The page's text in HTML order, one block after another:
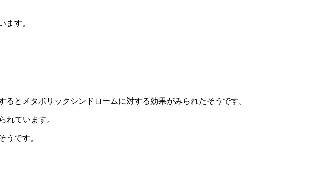
ます。
とメタボリックシンドロームに対する効果がみられたそうです。
れています。
うです。